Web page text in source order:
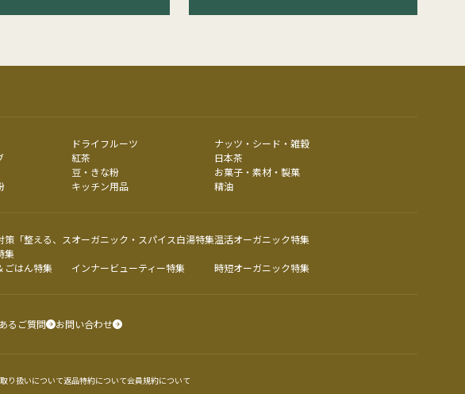
ドライフルーツ
ナッツ・シード・雑穀
紅茶
日本茶
豆・きな粉
お菓子・素材・製菓
キッチン用品 精油
策「整える、ス
集
オーガニック・スパイス白湯特集温活オーガニック特集
ごはん特集 インナービューティー特集 時短オーガニック特集
るご質問 お問い合わせ
り扱いについて返品特約について会員規約について